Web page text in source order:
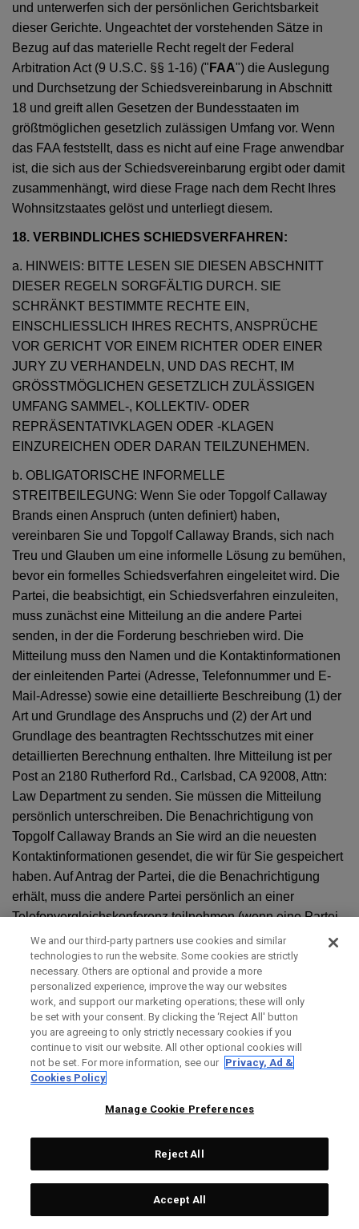
und unterwerfen sich der persönlichen Gerichtsbarkeit
dieser Gerichte. Ungeachtet der vorstehenden Sätze in
Bezug auf das materielle Recht regelt der Federal
Arbitration Act (9 U.S.C. §§ 1-16) (" FAA") die Auslegung
und Durchsetzung der Schiedsvereinbarung in Abschnitt
18 und greift allen Gesetzen der Bundesstaaten im
größtmöglichen gesetzlich zulässigen Umfang vor. Wenn
das FAA feststellt, dass es nicht auf eine Frage anwendbar
ist, die sich aus der Schiedsvereinbarung ergibt oder damit
zusammenhängt, wird diese Frage nach dem Recht Ihres
Wohnsitzstaates gelöst und unterliegt diesem.
18. VERBINDLICHES SCHIEDSVERFAHREN:
a. HINWEIS: BITTE LESEN SIE DIESEN ABSCHNITT
DIESER REGELN SORGFÄLTIG DURCH. SIE
SCHRÄNKT BESTIMMTE RECHTE EIN,
EINSCHLIESSLICH IHRES RECHTS, ANSPRÜCHE
VOR GERICHT VOR EINEM RICHTER ODER EINER
JURY ZU VERHANDELN, UND DAS RECHT, IM
GRÖSSTMÖGLICHEN GESETZLICH ZULÄSSIGEN
UMFANG SAMMEL-, KOLLEKTIV- ODER
REPRÄSENTATIVKLAGEN ODER -KLAGEN
EINZUREICHEN ODER DARAN TEILZUNEHMEN.
b. OBLIGATORISCHE INFORMELLE
STREITBEILEGUNG: Wenn Sie oder Topgolf Callaway
Brands einen Anspruch (unten definiert) haben,
vereinbaren Sie und Topgolf Callaway Brands, sich nach
Treu und Glauben um eine informelle Lösung zu bemühen,
bevor ein formelles Schiedsverfahren eingeleitet wird. Die
Partei, die beabsichtigt, ein Schiedsverfahren einzuleiten,
muss zunächst eine Mitteilung an die andere Partei
senden, in der die Forderung beschrieben wird. Die
Mitteilung muss den Namen und die Kontaktinformationen
der einleitenden Partei (Adresse, Telefonnummer und E-
Mail-Adresse) sowie eine detaillierte Beschreibung (1) der
Art und Grundlage des Anspruchs und (2) der Art und
Grundlage des beantragten Rechtsschutzes mit einer
detaillierten Berechnung enthalten. Ihre Mitteilung ist per
Post an 2180 Rutherford Rd., Carlsbad, CA 92008, Attn:
Law Department zu senden. Sie müssen die Mitteilung
persönlich unterschreiben. Die Benachrichtigung von
Topgolf Callaway Brands an Sie wird an die neuesten
Kontaktinformationen gesendet, die wir für Sie gespeichert
haben. Auf Antrag der Partei, die die Benachrichtigung
erhält, muss die andere Partei persönlich an einer
Telefonvergleichskonferenz teilnehmen (wenn eine Partei
durch einen Anwalt vertreten wird, kann auch ein Anwalt
teilnehmen), um den Anspruch zu erörtern. Wenn die
Forderung nicht innerhalb von sechzig (60) Tagen nach
Erhalt der Mitteilung (diese Frist kann im Einvernehmen
zwischen Ihnen und uns verlängert werden) beigelegt wird,
können Sie oder Topgolf Callaway Brands ein
Schiedsverfahren einleiten, das mit dem unten
beschriebenen Verfahren übereinstimmt. Die Einhaltung
Streitbeilegungsverfahrens ist eine aufschiebende
Bedingung für die Einreichung eines Antrags auf ein
Schiedsverfahren. Die Verjährungsfrist und die Fristen für
Schiedsverfahren werden gewahrt, während sich die
Parteien an diesem informellen Streitbeilegungsverfahren
We and our third-party partners use cookies and similar
technologies to run the website. Some cookies are strictly
necessary. Others are optional and provide a more
personalized experience, improve the way our websites
work, and support our marketing operations; these will only
be set with your consent. By clicking the ‘Reject All' button
you are agreeing to only strictly necessary cookies if you
continue to visit our website. All other optional cookies will
not be set. For more information, see our Privacy, Ad &
Cookies Policy
Manage Cookie Preferences
Reject All
Accept All